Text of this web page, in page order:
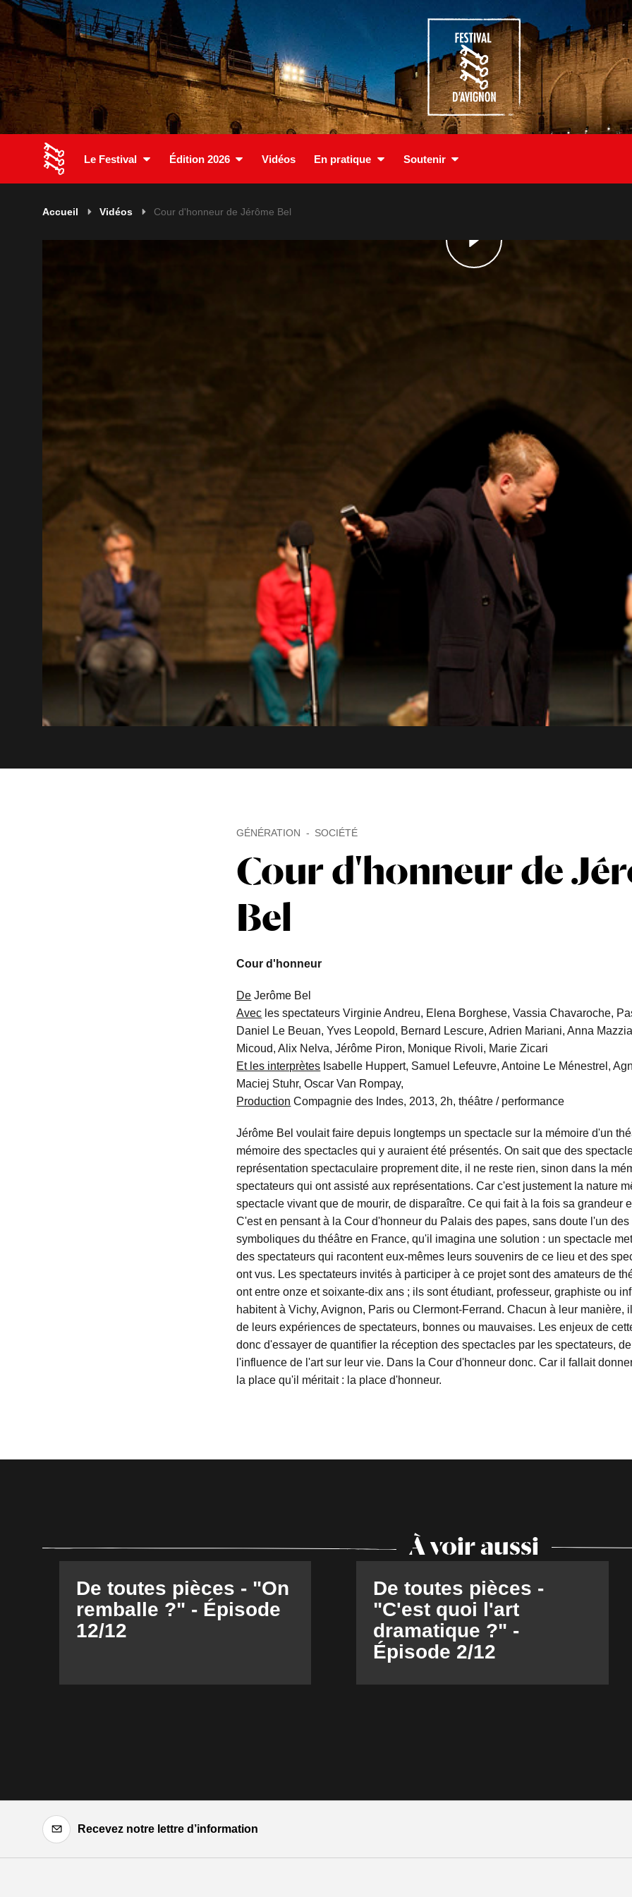
Le Festival Édition 2026 Vidéos En pratique Soutenir
Accueil Vidéos Cour d'honneur de Jérôme Bel
Cour d'honneur de
Bel
GÉNÉRATION SOCIÉTÉ
Cour d'honneur
De Jerôme Bel
Avec les spectateurs Virginie Andreu, Elena Borghese, Vassia Chavaroche,
Daniel Le Beuan, Yves Leopold, Bernard Lescure, Adrien Mariani, Anna
Micoud, Alix Nelva, Jérôme Piron, Monique Rivoli, Marie Zicari
Et les interprètes Isabelle Huppert, Samuel Lefeuvre, Antoine Le Ménestrel,
Maciej Stuhr, Oscar Van Rompay,
Production Compagnie des Indes, 2013, 2h, théâtre / performance
Jérôme Bel voulait faire depuis longtemps un spectacle sur la mémoire d'un
mémoire des spectacles qui y auraient été présentés. On sait que des
représentation spectaculaire proprement dite, il ne reste rien, sinon dans la
spectateurs qui ont assisté aux représentations. Car c'est justement la nature
spectacle vivant que de mourir, de disparaître. Ce qui fait à la fois sa grandeur
C'est en pensant à la Cour d'honneur du Palais des papes, sans doute l'un
symboliques du théâtre en France, qu'il imagina une solution : un spectacle
des spectateurs qui racontent eux-mêmes leurs souvenirs de ce lieu et des
ont vus. Les spectateurs invités à participer à ce projet sont des amateurs de
ont entre onze et soixante-dix ans ; ils sont étudiant, professeur, graphiste ou
habitent à Vichy, Avignon, Paris ou Clermont-Ferrand. Chacun à leur manière,
de leurs expériences de spectateurs, bonnes ou mauvaises. Les enjeux de
donc d'essayer de quantifier la réception des spectacles par les spectateurs,
l'influence de l'art sur leur vie. Dans la Cour d'honneur donc. Car il fallait
la place qu'il méritait : la place d'honneur.
À voir aussi
De toutes pièces - "On
remballe ?" - Épisode
12/12
De toutes pièces -
"C'est quoi l'art
dramatique ?" -
Épisode 2/12
Recevez notre lettre d’information